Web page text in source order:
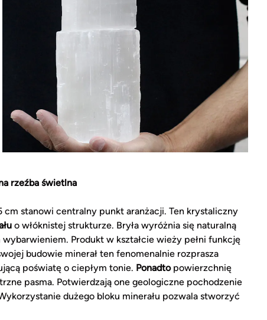
rzeźba świetlna
cm stanowi centralny punkt aranżacji. Ten krystaliczny
o włóknistej strukturze. Bryła wyróżnia się naturalną
Produkt w kształcie wieży pełni funkcję
budowie minerał ten fenomenalnie rozprasza
poświatę o ciepłym tonie. Ponadtopowierzchnię
pasma. Potwierdzają one geologiczne pochodzenie
dużego bloku minerału pozwala stworzyć